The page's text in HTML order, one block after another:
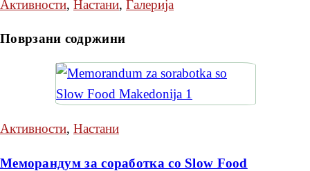
Активности, Настани, Галерија
Поврзани содржини
Активности, Настани
Меморандум за соработка со Slow Food